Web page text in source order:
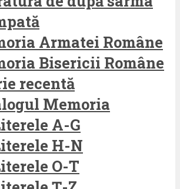
Armatei Române
Bisericii Române
recentă
Memoria
A-G
H-N
O-T